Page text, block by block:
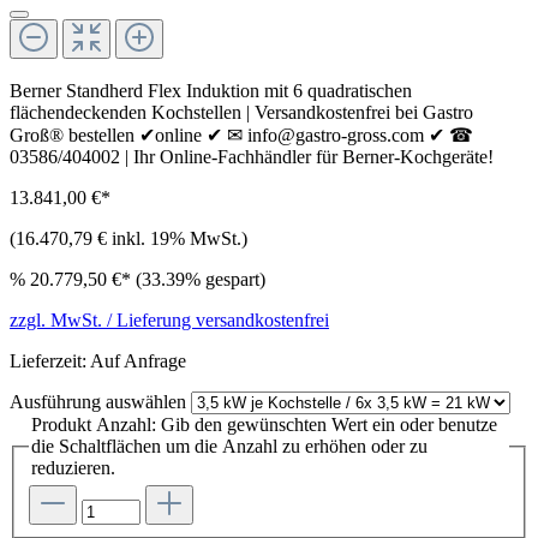
Berner Standherd Flex Induktion mit 6 quadratischen
flächendeckenden Kochstellen | Versandkostenfrei bei Gastro
Groß® bestellen ✔online ✔ ✉ info@gastro-gross.com ✔ ☎
03586/404002 | Ihr Online-Fachhändler für Berner-Kochgeräte!
13.841,00 €*
(16.470,79 € inkl. 19% MwSt.)
% 20.779,50 €* (33.39% gespart)
zzgl. MwSt. / Lieferung versandkostenfrei
Lieferzeit: Auf Anfrage
Ausführung auswählen
Produkt Anzahl: Gib den gewünschten Wert ein oder benutze
die Schaltflächen um die Anzahl zu erhöhen oder zu
reduzieren.